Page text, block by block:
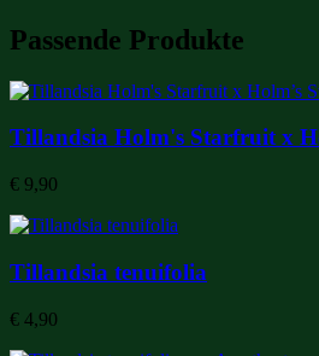
Passende Produkte
Tillandsia Holm's Starfruit x
€ 9,90
Tillandsia tenuifolia
€ 4,90